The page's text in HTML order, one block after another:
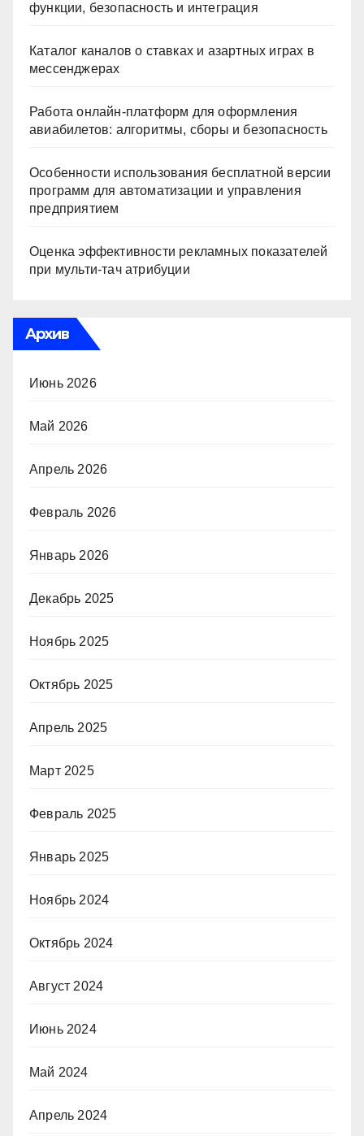
функции, безопасность и интеграция
Каталог каналов о ставках и азартных играх в
мессенджерах
Работа онлайн‑платформ для оформления
авиабилетов: алгоритмы, сборы и безопасность
Особенности использования бесплатной версии
программ для автоматизации и управления
предприятием
Оценка эффективности рекламных показателей
при мульти-тач атрибуции
Архив
Июнь 2026
Май 2026
Апрель 2026
Февраль 2026
Январь 2026
Декабрь 2025
Ноябрь 2025
Октябрь 2025
Апрель 2025
Март 2025
Февраль 2025
Январь 2025
Ноябрь 2024
Октябрь 2024
Август 2024
Июнь 2024
Май 2024
Апрель 2024